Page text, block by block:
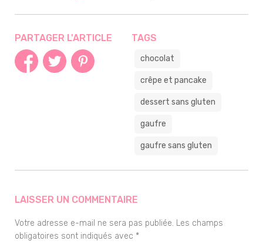
PARTAGER L'ARTICLE TAGS
chocolat
crêpe et pancake
dessert sans gluten
gaufre
gaufre sans gluten
LAISSER UN COMMENTAIRE
Votre adresse e-mail ne sera pas publiée. Les champs
obligatoires sont indiqués avec *